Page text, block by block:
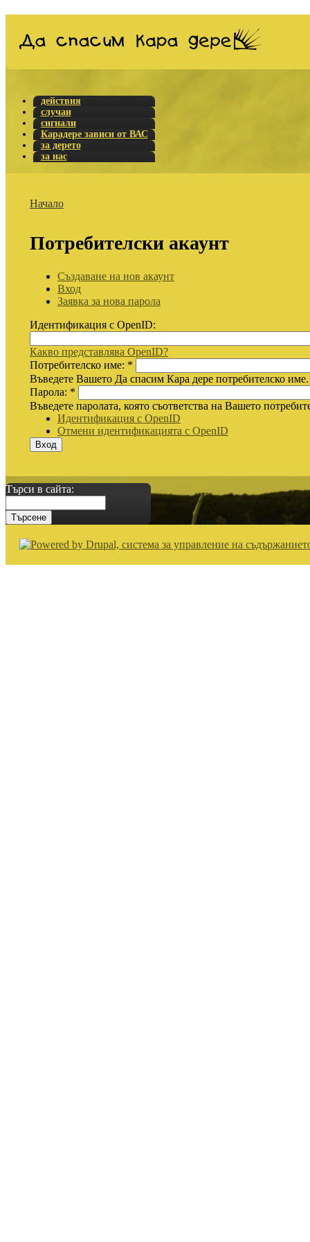
действия
случаи
сигнали
Карадере зависи от ВАС
за дерето
за нас
Начало
Потребителски акаунт
Създаване на нов акаунт
Вход
Заявка за нова парола
Идентификация с OpenID:
Какво представлява OpenID?
Потребителско име: *
Въведете Вашето Да спасим Кара дере потребителско име.
Парола: *
Въведете паролата, която съответства на Вашето
Идентификация с OpenID
Отмени идентификацията с OpenID
Търси в сайта: